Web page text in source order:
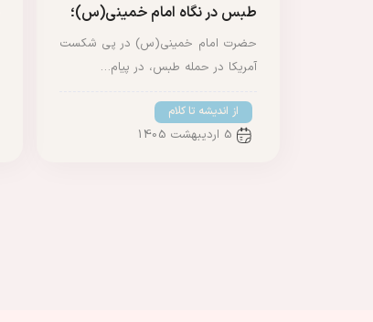
طبس در نگاه امام خمینی(س)؛
حضرت امام خمینی(س) در پی شکست
آمریکا در حمله طبس، در پیام…
از اندیشه تا کلام
5 اردیبهشت 1405